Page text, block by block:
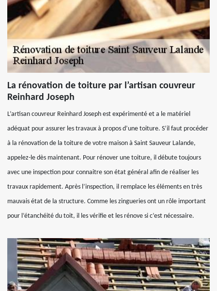
La rénovation de toiture par l’artisan couvreur
Reinhard Joseph
L’artisan couvreur Reinhard Joseph est expérimenté et a le matériel
adéquat pour assurer les travaux à propos d’une toiture. S’il faut procéder
à la rénovation de la toiture de votre maison à Saint Sauveur Lalande,
appelez-le dès maintenant. Pour rénover une toiture, il débute toujours
avec une inspection pour connaitre son état général afin de réaliser les
travaux rapidement. Après l’inspection, il remplace les éléments en très
mauvais état de la structure. Comme les zingueries ont un rôle important
pour l’étanchéité du toit, il les vérifie et les rénove si c’est nécessaire.